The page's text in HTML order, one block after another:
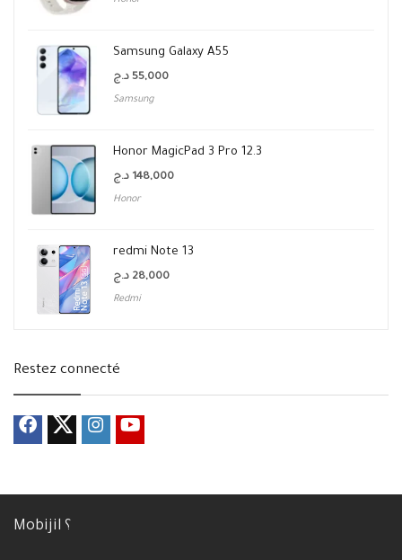
Samsung Galaxy A55
55,000 د.ج
Samsung
Honor MagicPad 3 Pro 12.3
148,000 د.ج
Honor
redmi Note 13
28,000 د.ج
Redmi
Restez connecté
Mobijil ؟